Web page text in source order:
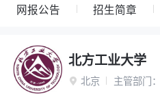
网报公告 招生简章
北方工业大学
 北京 主管部门：